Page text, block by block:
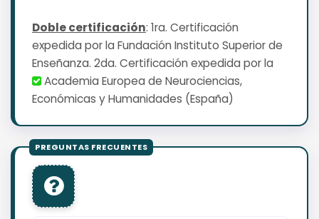
Doble certificación: 1ra. Certificación
expedida por la Fundación Instituto Superior de
Enseñanza. 2da. Certificación expedida por la
Academia Europea de Neurociencias,
Económicas y Humanidades (España)